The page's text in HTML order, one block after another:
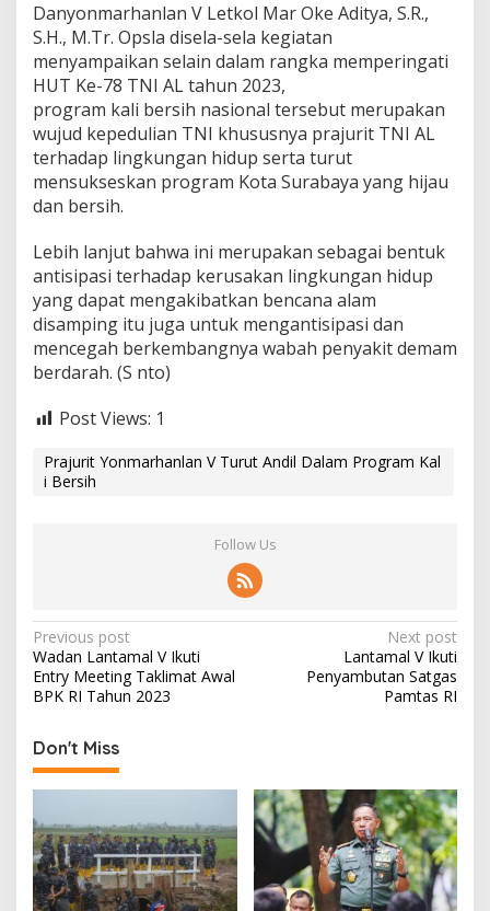
r
s
i
h
N
a
s
i
o
T
A
.
2
0
2
3
Danyonmarhanlan V Letkol Mar Oke Aditya, S.R.,
S.H., M.Tr. Opsla disela-sela kegiatan
menyampaikan selain dalam rangka memperingati
HUT Ke-78 TNI AL tahun 2023,
program kali bersih nasional tersebut merupakan
wujud kepedulian TNI khususnya prajurit TNI AL
terhadap lingkungan hidup serta turut
mensukseskan program Kota Surabaya yang hijau
dan bersih.
Lebih lanjut bahwa ini merupakan sebagai bentuk
antisipasi terhadap kerusakan lingkungan hidup
yang dapat mengakibatkan bencana alam
disamping itu juga untuk mengantisipasi dan
mencegah berkembangnya wabah penyakit demam
berdarah. (S nto)
Post Views: 1
Prajurit Yonmarhanlan V Turut Andil Dalam Program Kal
i Bersih
Follow Us
P
o
s
t
n
a
v
i
g
Previous post
Wadan Lantamal V Ikuti
Entry Meeting Taklimat Awal
BPK RI Tahun 2023
Next post
Lantamal V Ikuti
Penyambutan Satgas
Pamtas RI
Don't Miss